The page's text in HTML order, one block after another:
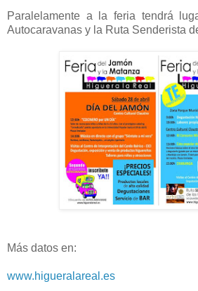
Paralelamente a la feria tendrá
Autocaravanas y la Ruta Senderista
Más datos en:
www.higueralareal.es